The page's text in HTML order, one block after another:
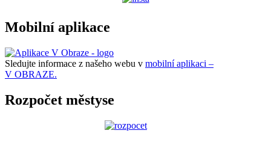
Mobilní aplikace
Sledujte informace z našeho webu v mobilní aplikaci –
V OBRAZE.
Rozpočet městyse